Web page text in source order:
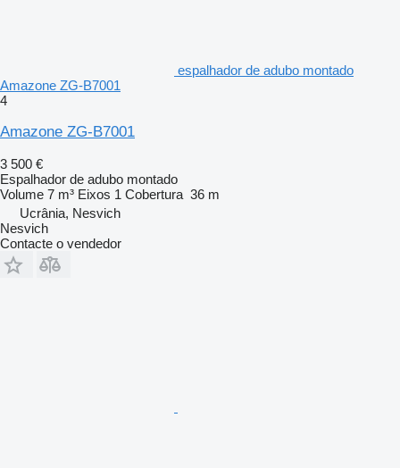
espalhador de adubo montado
Amazone ZG-B7001
4
Amazone ZG-B7001
3 500 €
Espalhador de adubo montado
Volume 7 m³ Eixos 1 Cobertura 36 m
Ucrânia, Nesvich
Nesvich
Contacte o vendedor